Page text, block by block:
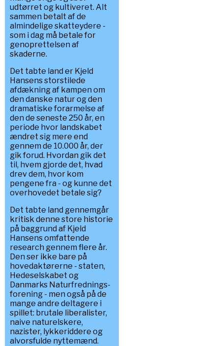
udtørret og kultiveret. Alt
sammen betalt af de
almindelige skatteydere -
som i dag må betale for
genoprettelsen af
skaderne.
Det tabte land er Kjeld
Hansens storstilede
afdækning af kampen om
den danske natur og den
dramatiske forarmelse af
den de seneste 250 år, en
periode hvor landskabet
ændret sig mere end
gennem de 10.000 år, der
gik forud. Hvordan gik det
til, hvem gjorde det, hvad
drev dem, hvor kom
pengene fra - og kunne det
overhovedet betale sig?
Det tabte land gennemgår
kritisk denne store historie
på baggrund af Kjeld
Hansens omfattende
research gennem flere år.
Den ser ikke bare på
hovedaktørerne - staten,
Hedeselskabet og
Danmarks Naturfrednings-
forening - men også på de
mange andre deltagere i
spillet: brutale liberalister,
naive naturelskere,
nazister, lykkeriddere og
alvorsfulde nyttemænd.